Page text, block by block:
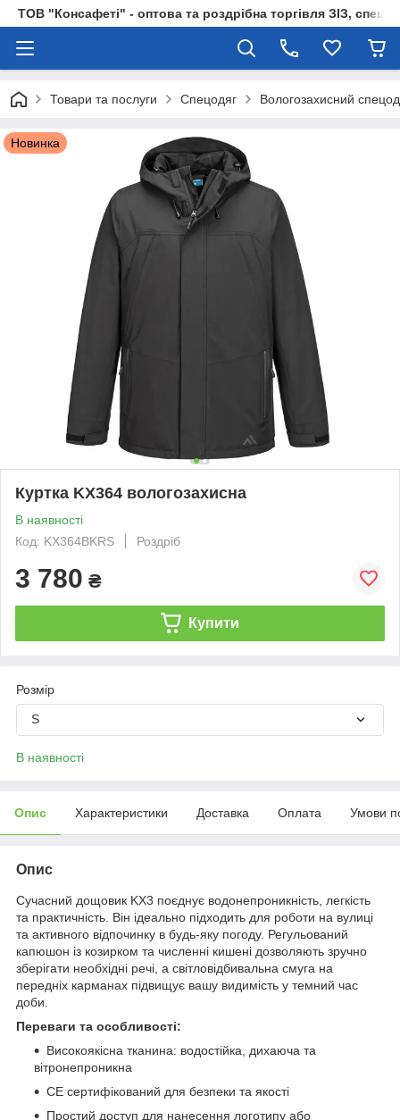
ТОВ "Консафеті" - оптова та роздрібна торгівля ЗІЗ,
Товари та послуги Спецодяг Вологозахисний
Новинка
Куртка KX364 вологозахисна
В наявності
Код: KX364BKRS
Роздріб
3 780 ₴
Купити
Розмір
S
В наявності
Опис Характеристики Доставка Оплата Умови
Опис
Сучасний дощовик KX3 поєднує водонепроникність, легкість
та практичність. Він ідеально підходить для роботи на вулиці
та активного відпочинку в будь-яку погоду. Регульований
капюшон із козирком та численні кишені дозволяють зручно
зберігати необхідні речі, а світловідбивальна смуга на
передніх карманах підвищує вашу видимість у темний час
доби.
Переваги та особливості:
Високоякісна тканина: водостійка, дихаюча та
вітронепроникна
CE сертифікований для безпеки та якості
Простий доступ для нанесення логотипу або